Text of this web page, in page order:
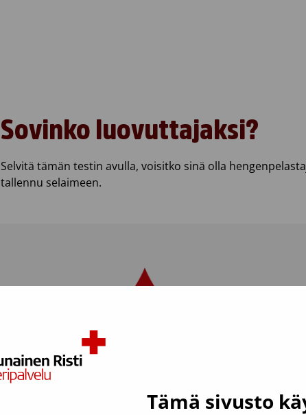
Tämä sivusto
Sovinko luovuttajaksi?
Selvitä tämän testin avulla, voisitko sinä olla
tallennu selaimeen.
Verenluovutus